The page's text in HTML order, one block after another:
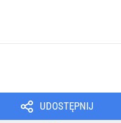
UDOSTĘPNIJ